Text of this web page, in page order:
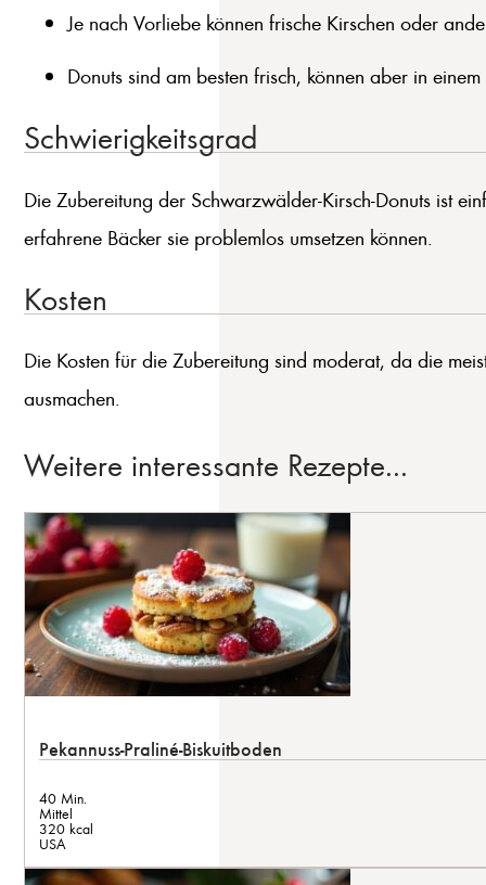
Je nach Vorliebe können frische Kirschen oder
Donuts sind am besten frisch, können aber in
Schwierigkeitsgrad
Die Zubereitung der Schwarzwälder-Kirsch-Donuts ist
erfahrene Bäcker sie problemlos umsetzen können.
Kosten
Die Kosten für die Zubereitung sind moderat, da die
ausmachen.
Weitere interessante Rezepte...
Pekannuss-Praliné-Biskuitboden
40 Min.
Mittel
320 kcal
USA